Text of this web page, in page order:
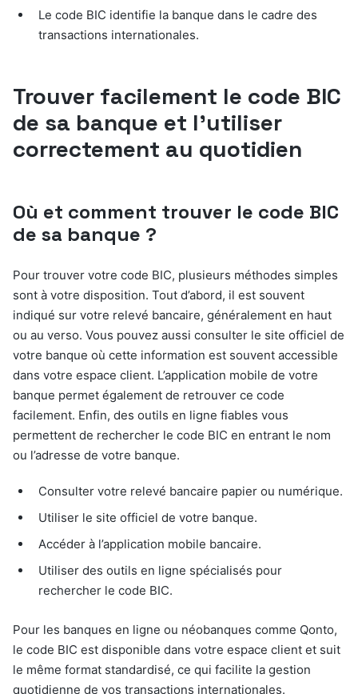
Le code BIC identifie la banque dans le cadre des
transactions internationales.
Trouver facilement le code BIC
de sa banque et l’utiliser
correctement au quotidien
Où et comment trouver le code BIC
de sa banque ?
Pour trouver votre code BIC, plusieurs méthodes simples
sont à votre disposition. Tout d’abord, il est souvent
indiqué sur votre relevé bancaire, généralement en haut
ou au verso. Vous pouvez aussi consulter le site officiel de
votre banque où cette information est souvent accessible
dans votre espace client. L’application mobile de votre
banque permet également de retrouver ce code
facilement. Enfin, des outils en ligne fiables vous
permettent de rechercher le code BIC en entrant le nom
ou l’adresse de votre banque.
Consulter votre relevé bancaire papier ou numérique.
Utiliser le site officiel de votre banque.
Accéder à l’application mobile bancaire.
Utiliser des outils en ligne spécialisés pour
rechercher le code BIC.
Pour les banques en ligne ou néobanques comme Qonto,
le code BIC est disponible dans votre espace client et suit
le même format standardisé, ce qui facilite la gestion
quotidienne de vos transactions internationales.